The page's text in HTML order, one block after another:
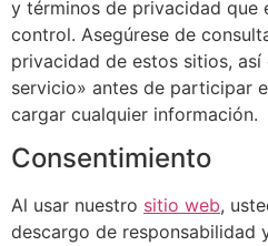
y términos de privacidad que
control. Asegúrese de
privacidad de estos sitios, así
servicio» antes de participar
cargar cualquier información.
Consentimiento
Al usar nuestro sitio web,
descargo de responsabilidad